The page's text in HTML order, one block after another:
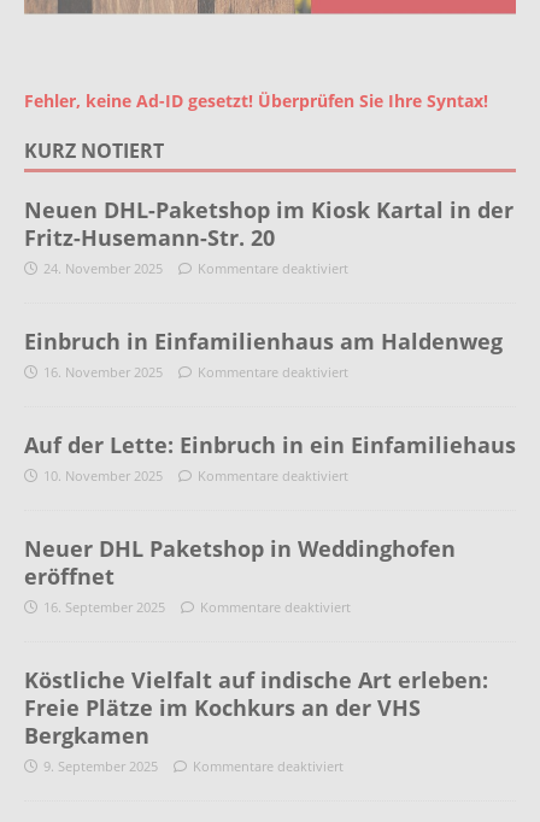
Fehler, keine Ad-ID gesetzt! Überprüfen Sie Ihre Syntax!
KURZ NOTIERT
Neuen DHL-Paketshop im Kiosk Kartal in der
Fritz-Husemann-Str. 20
24. November 2025 Kommentare deaktiviert
Einbruch in Einfamilienhaus am Haldenweg
16. November 2025 Kommentare deaktiviert
Auf der Lette: Einbruch in ein Einfamiliehaus
10. November 2025 Kommentare deaktiviert
Neuer DHL Paketshop in Weddinghofen
eröffnet
16. September 2025 Kommentare deaktiviert
Köstliche Vielfalt auf indische Art erleben:
Freie Plätze im Kochkurs an der VHS
Bergkamen
9. September 2025 Kommentare deaktiviert